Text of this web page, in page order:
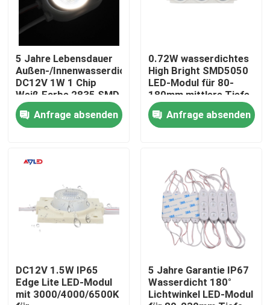
Videos
Über uns
Fabrik-Ausflug
Treten Sie mit uns in Verbindung
Nachrichten
LED Streifen - Hoher CRI
5 Jahre Lebensdauer
Außen-/Innenwasserdicht
DC12V 1W 1 Chip
Weiß Farbe 2835 SMD
LED Modul
Anfrage absenden
0.72W wasserdichtes
High Bright SMD5050
LED-Modul für 80-
180mm mittlere Tiefe
Lichtbox
Anfrage absenden
DC12V 1.5W IP65
Edge Lite LED-Modul
mit 3000/4000/6500K
5 Jahre Garantie IP67
Wasserdicht 180°
Lichtwinkel LED-Modul